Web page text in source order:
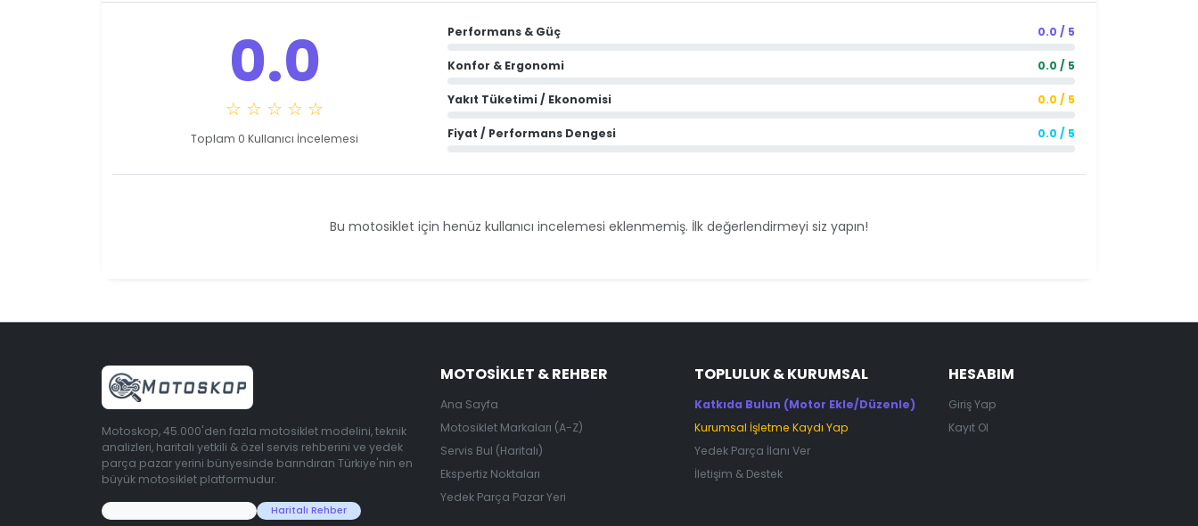
0.0
☆ ☆ ☆ ☆ ☆
Toplam 0 Kullanıcı İncelemesi
Performans & Güç 0.0 / 5
Konfor & Ergonomi 0.0 / 5
Yakıt Tüketimi / Ekonomisi 0.0 / 5
Fiyat / Performans Dengesi 0.0 / 5
Bu motosiklet için henüz kullanıcı incelemesi eklenmemiş. İlk değerlendirmeyi siz yapın!
Motoskop, 45.000'den fazla motosiklet modelini, teknik
analizleri, haritalı yetkili & özel servis rehberini ve yedek
parça pazar yerini bünyesinde barındıran Türkiye'nin en
büyük motosiklet platformudur.
Haritalı Rehber
MOTOSIKLET & REHBER
Ana Sayfa
Motosiklet Markaları (A-Z)
Servis Bul (Haritalı)
Ekspertiz Noktaları
Yedek Parça Pazar Yeri
TOPLULUK & KURUMSAL
Katkıda Bulun (Motor Ekle/Düzenle)
Kurumsal İşletme Kaydı Yap
Yedek Parça İlanı Ver
İletişim & Destek
HESABIM
Giriş Yap
Kayıt Ol